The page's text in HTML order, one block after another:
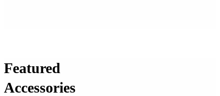
Featured
Accessories